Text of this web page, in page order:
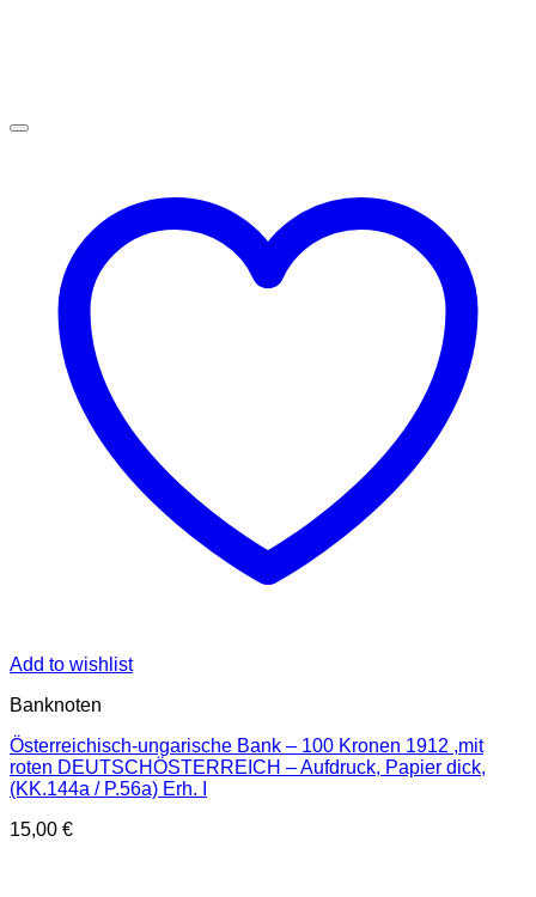
Add to wishlist
Banknoten
Österreichisch-ungarische Bank – 100 Kronen 1912 ,mit
roten DEUTSCHÖSTERREICH – Aufdruck, Papier dick,
(KK.144a / P.56a) Erh. I
15,00 €